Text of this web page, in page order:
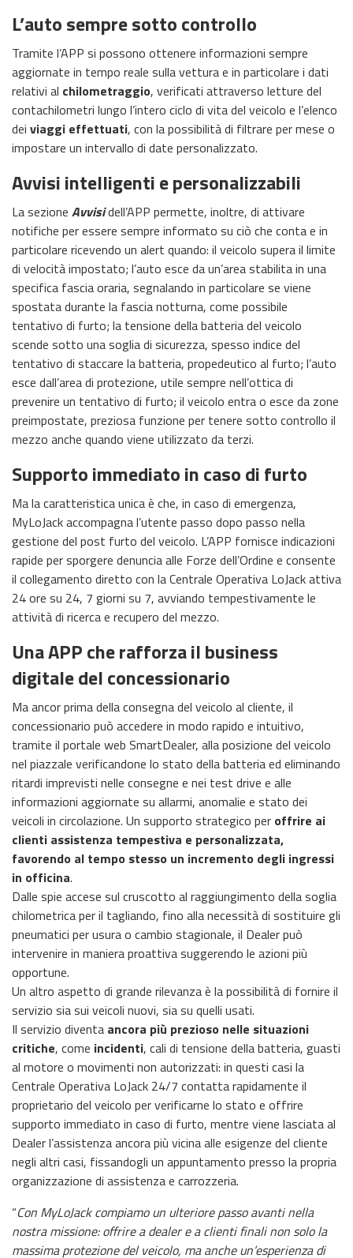
L’auto sempre sotto controllo
Tramite l’APP si possono ottenere informazioni sempre
aggiornate in tempo reale sulla vettura e in particolare i dati
relativi al chilometraggio, verificati attraverso letture del
contachilometri lungo l’intero ciclo di vita del veicolo e l’elenco
dei viaggi effettuati, con la possibilità di filtrare per mese o
impostare un intervallo di date personalizzato.
Avvisi intelligenti e personalizzabili
La sezione Avvisidell’APP permette, inoltre, di attivare
notifiche per essere sempre informato su ciò che conta e in
particolare ricevendo un alert quando: il veicolo supera il limite
di velocità impostato; l’auto esce da un’area stabilita in una
specifica fascia oraria, segnalando in particolare se viene
spostata durante la fascia notturna, come possibile
tentativo di furto; la tensione della batteria del veicolo
scende sotto una soglia di sicurezza, spesso indice del
tentativo di staccare la batteria, propedeutico al furto; l’auto
esce dall’area di protezione, utile sempre nell’ottica di
prevenire un tentativo di furto; il veicolo entra o esce da zone
preimpostate, preziosa funzione per tenere sotto controllo il
mezzo anche quando viene utilizzato da terzi.
Supporto immediato in caso di furto
Ma la caratteristica unica è che, in caso di emergenza,
MyLoJack accompagna l’utente passo dopo passo nella
gestione del post furto del veicolo. L’APP fornisce indicazioni
rapide per sporgere denuncia alle Forze dell’Ordine e consente
il collegamento diretto con la Centrale Operativa LoJack attiva
24 ore su 24, 7 giorni su 7, avviando tempestivamente le
attività di ricerca e recupero del mezzo.
Una APP che rafforza il business
digitale del concessionario
Ma ancor prima della consegna del veicolo al cliente, il
concessionario può accedere in modo rapido e intuitivo,
tramite il portale web SmartDealer, alla posizione del veicolo
nel piazzale verificandone lo stato della batteria ed eliminando
ritardi imprevisti nelle consegne e nei test drive e alle
informazioni aggiornate su allarmi, anomalie e stato dei
veicoli in circolazione. Un supporto strategico per offrire ai
clienti assistenza tempestiva e personalizzata,
favorendo al tempo stesso un incremento degli ingressi
in officina.
Dalle spie accese sul cruscotto al raggiungimento della soglia
chilometrica per il tagliando, fino alla necessità di sostituire gli
pneumatici per usura o cambio stagionale, il Dealer può
intervenire in maniera proattiva suggerendo le azioni più
opportune.
Un altro aspetto di grande rilevanza è la possibilità di fornire il
servizio sia sui veicoli nuovi, sia su quelli usati.
Il servizio diventa ancora più prezioso nelle situazioni
critiche, come incidenti, cali di tensione della batteria, guasti
al motore o movimenti non autorizzati: in questi casi la
Centrale Operativa LoJack 24/7 contatta rapidamente il
proprietario del veicolo per verificarne lo stato e offrire
supporto immediato in caso di furto, mentre viene lasciata al
Dealer l’assistenza ancora più vicina alle esigenze del cliente
negli altri casi, fissandogli un appuntamento presso la propria
organizzazione di assistenza e carrozzeria.
“Con MyLoJack compiamo un ulteriore passo avanti nella
nostra missione: offrire a dealer e a clienti finali non solo la
massima protezione del veicolo, ma anche un’esperienza di